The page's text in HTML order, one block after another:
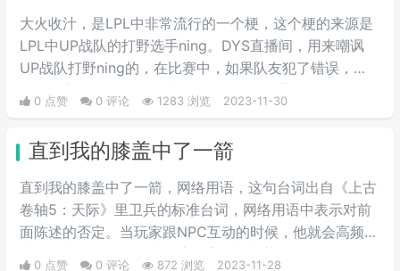
大火收汁，是LPL中非常流行的一个梗，这个梗的来源是
LPL中UP战队的打野选手ning。DYS直播间，用来嘲讽
UP战队打野ning的，在比赛中，如果队友犯了错误，
ning会毫不犹豫地发起进攻，然后让队友背锅。
0 点赞 0 评论 1283 浏览 2023-11-30
直到我的膝盖中了一箭
直到我的膝盖中了一箭，网络用语，这句台词出自《上古
卷轴5：天际》里卫兵的标准台词，网络用语中表示对前
面陈述的否定。当玩家跟NPC互动的时候，他就会高频率
地说出这句台词，洗脑程度极高，加上莫名奇妙的逻辑和
0 点赞 0 评论 872 浏览 2023-11-28